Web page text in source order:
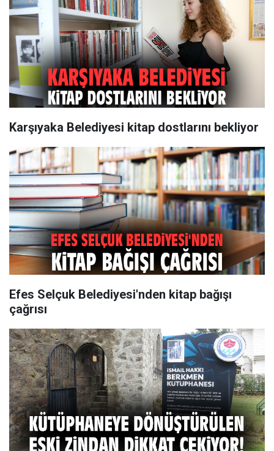
Karşıyaka Belediyesi kitap dostlarını bekliyor
Efes Selçuk Belediyesi'nden kitap bağışı
çağrısı